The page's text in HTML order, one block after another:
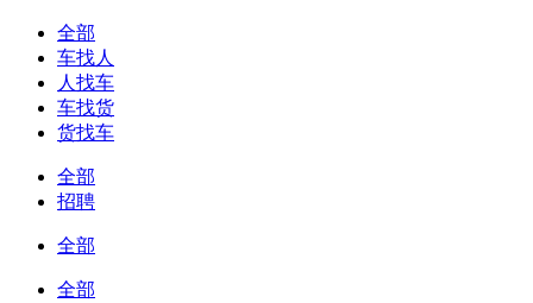
全部
车找人
人找车
车找货
货找车
全部
招聘
全部
全部